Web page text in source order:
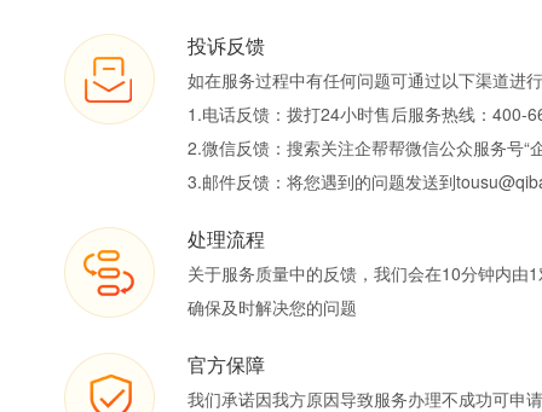
投诉反馈
如在服务过程中有任何问题可通过以下渠道进
1.电话反馈：拨打24小时售后服务热线：400-
2.微信反馈：搜索关注企帮帮微信公众服务号“
3.邮件反馈：将您遇到的问题发送到
处理流程
关于服务质量中的反馈，我们会在10分钟内由
确保及时解决您的问题
官方保障
我们承诺因我方原因导致服务办理不成功可申